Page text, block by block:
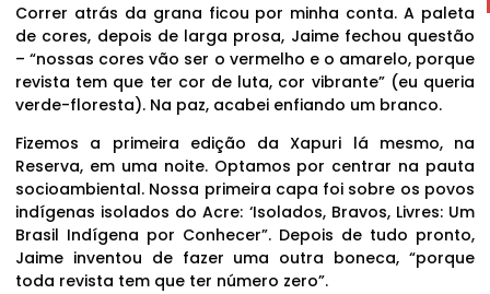
Correr atrás da grana ficou por minha conta. A paleta
de cores, depois de larga prosa, Jaime fechou questão
– “nossas cores vão ser o vermelho e o amarelo, porque
revista tem que ter cor de luta, cor vibrante” (eu queria
verde-floresta). Na paz, acabei enfiando um branco.
Fizemos a primeira edição da Xapuri lá mesmo, na
Reserva, em uma noite. Optamos por centrar na pauta
socioambiental. Nossa primeira capa foi sobre os povos
indígenas isolados do Acre: ‘Isolados, Bravos, Livres: Um
Brasil Indígena por Conhecer”. Depois de tudo pronto,
Jaime inventou de fazer uma outra boneca, “porque
toda revista tem que ter número zero”.